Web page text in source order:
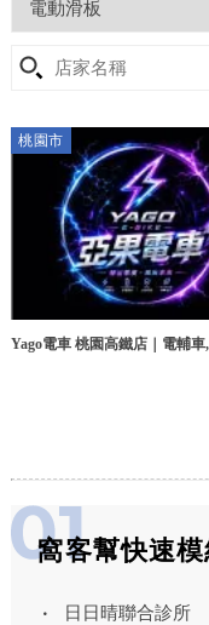
桃園市
Yago電車 桃園高鐵店｜電輔車
窩客幫快速模
日日晴聯合診所